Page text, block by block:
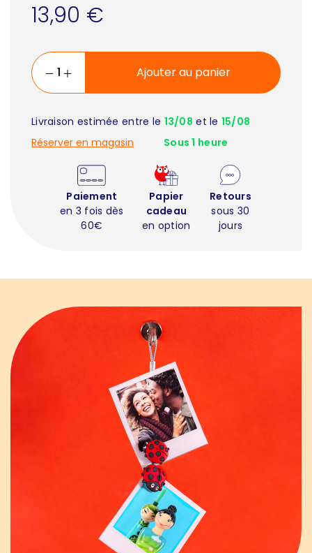
13,90 €
Ajouter au panier
Livraison estimée entre le 13/08 et le 15/08
Réserver en magasin
Sous 1 heure
Paiement
en 3 fois dès
60€
Papier
cadeau
en option
Retours
sous 30
jours